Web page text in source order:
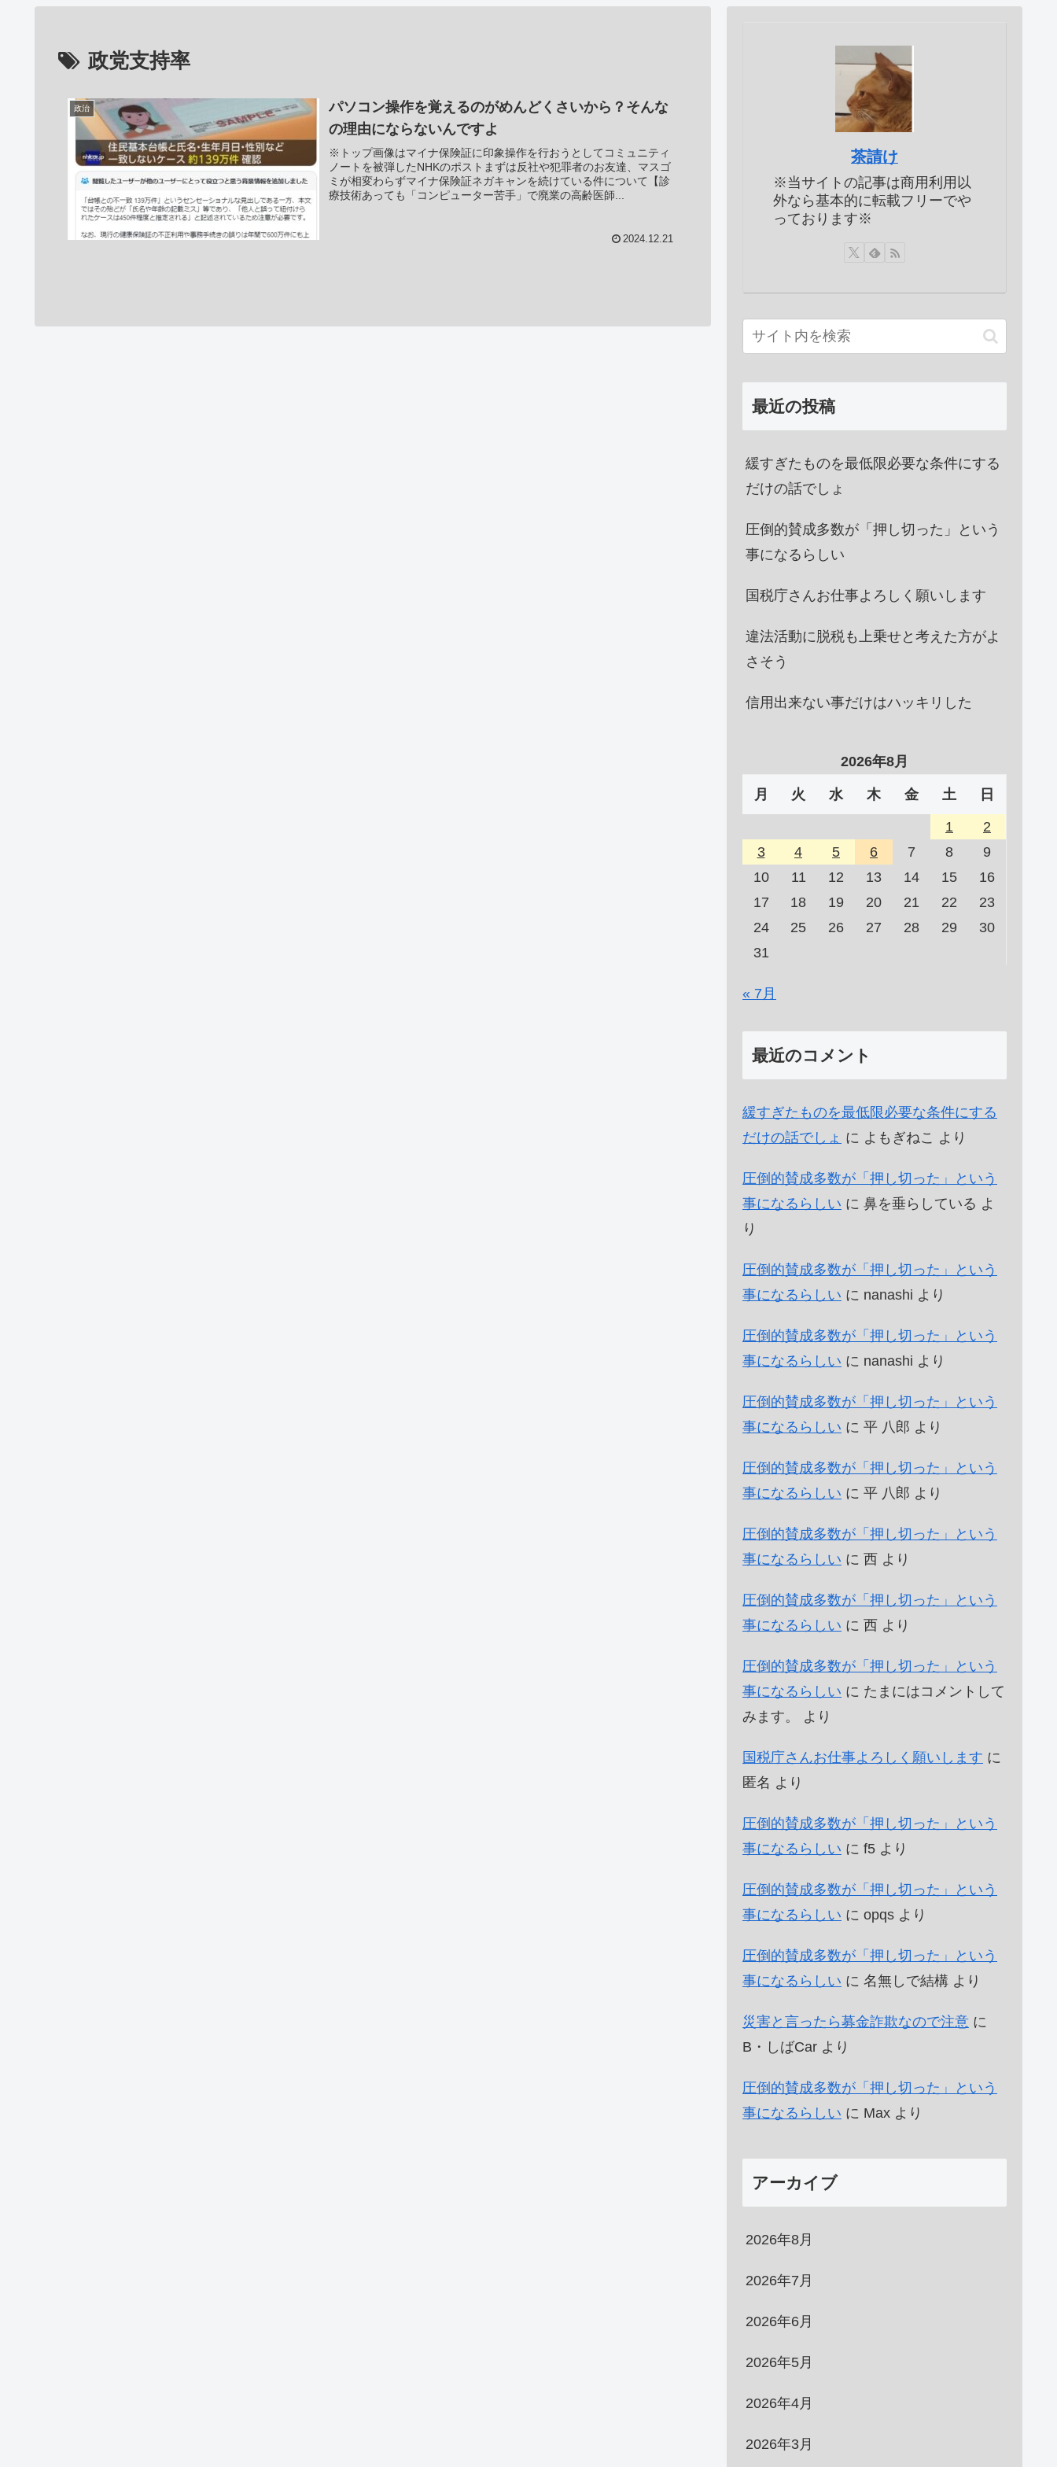
政党支持率
政治
パソコン操作を覚えるのがめんどくさいから？そんな
の理由にならないんですよ
※トップ画像はマイナ保険証に印象操作を行おうとしてコミュニティ
ノートを被弾したNHKのポストまずは反社や犯罪者のお友達、マスゴ
ミが相変わらずマイナ保険証ネガキャンを続けている件について【診
療技術あっても「コンピューター苦手」で廃業の高齢医師...
2024.12.21
茶請け
※当サイトの記事は商用利用以
外なら基本的に転載フリーでや
っております※
最近の投稿
緩すぎたものを最低限必要な条件にする
だけの話でしょ
圧倒的賛成多数が「押し切った」という
事になるらしい
国税庁さんお仕事よろしく願いします
違法活動に脱税も上乗せと考えた方がよ
さそう
信用出来ない事だけはハッキリした
2026年8月
月 火 水 木 金 土 日
1
2
3
4 5 6 7 8
9
10
11 12 13 14 15
16
17
18 19 20 21 22
23
24
25 26 27 28 29
30
31
« 7月
最近のコメント
緩すぎたものを最低限必要な条件にする
だけの話でしょ に よもぎねこ より
圧倒的賛成多数が「押し切った」という
事になるらしい に 鼻を垂らしている よ
り
圧倒的賛成多数が「押し切った」という
事になるらしい に nanashi より
圧倒的賛成多数が「押し切った」という
事になるらしい に nanashi より
圧倒的賛成多数が「押し切った」という
事になるらしい に 平 八郎 より
圧倒的賛成多数が「押し切った」という
事になるらしい に 平 八郎 より
圧倒的賛成多数が「押し切った」という
事になるらしい に 西 より
圧倒的賛成多数が「押し切った」という
事になるらしい に 西 より
圧倒的賛成多数が「押し切った」という
事になるらしい に たまにはコメントして
みます。
より
国税庁さんお仕事よろしく願いします に
匿名 より
圧倒的賛成多数が「押し切った」という
事になるらしい に f5 より
圧倒的賛成多数が「押し切った」という
事になるらしい に opqs より
圧倒的賛成多数が「押し切った」という
事になるらしい に 名無しで結構 より
災害と言ったら募金詐欺なので注意 に
B・しばCar より
圧倒的賛成多数が「押し切った」という
事になるらしい に Max より
アーカイブ
2026年8月
2026年7月
2026年6月
2026年5月
2026年4月
2026年3月